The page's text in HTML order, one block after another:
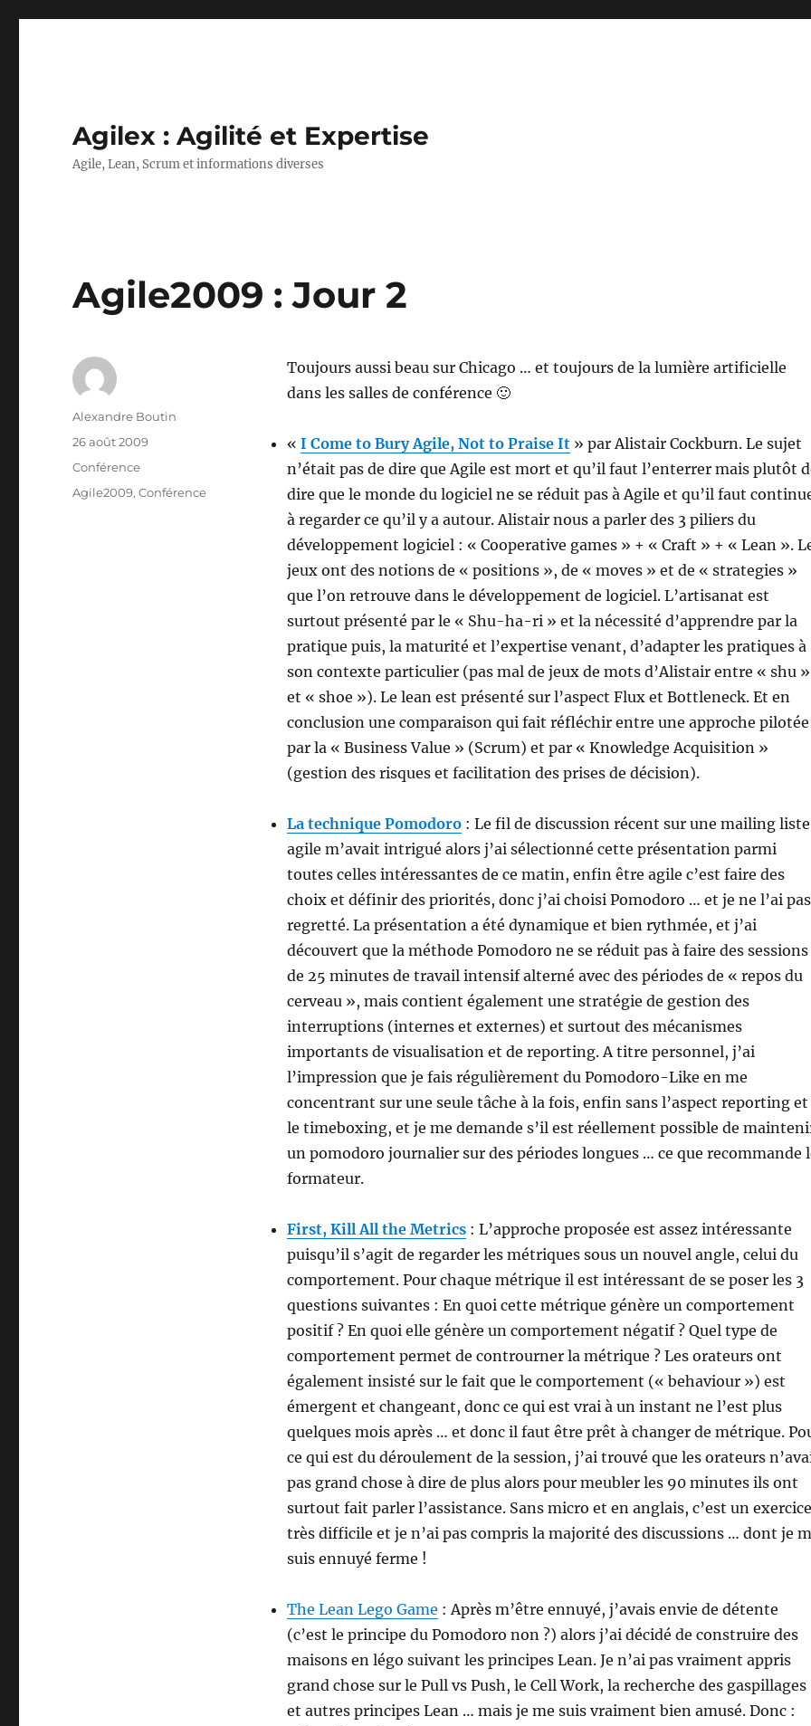
Agilex : Agilité et Expertise
Agile, Lean, Scrum et informations diverses
Agile2009 : Jour 2
Toujours aussi beau sur Chicago … et toujours de la lumière artificielle
dans les salles de conférence 🙂
« I Come to Bury Agile, Not to Praise It» par Alistair Cockburn. Le sujet
n’était pas de dire que Agile est mort et qu’il faut l’enterrer mais plutôt
dire que le monde du logiciel ne se réduit pas à Agile et qu’il faut
à regarder ce qu’il y a autour. Alistair nous a parler des 3 piliers du
développement logiciel : « Cooperative games » + « Craft » + « Lean ».
jeux ont des notions de « positions », de « moves » et de « strategies »
que l’on retrouve dans le développement de logiciel. L’artisanat est
surtout présenté par le « Shu-ha-ri » et la nécessité d’apprendre par la
pratique puis, la maturité et l’expertise venant, d’adapter les pratiques à
son contexte particulier (pas mal de jeux de mots d’Alistair entre « shu »
et « shoe »). Le lean est présenté sur l’aspect Flux et Bottleneck. Et en
conclusion une comparaison qui fait réfléchir entre une approche pilotée
par la « Business Value » (Scrum) et par « Knowledge Acquisition »
(gestion des risques et facilitation des prises de décision).
La technique Pomodoro: Le fil de discussion récent sur une mailing liste
agile m’avait intrigué alors j’ai sélectionné cette présentation parmi
toutes celles intéressantes de ce matin, enfin être agile c’est faire des
choix et définir des priorités, donc j’ai choisi Pomodoro … et je ne l’ai pas
regretté. La présentation a été dynamique et bien rythmée, et j’ai
découvert que la méthode Pomodoro ne se réduit pas à faire des sessions
de 25 minutes de travail intensif alterné avec des périodes de « repos du
cerveau », mais contient également une stratégie de gestion des
interruptions (internes et externes) et surtout des mécanismes
importants de visualisation et de reporting. A titre personnel, j’ai
l’impression que je fais régulièrement du Pomodoro-Like en me
concentrant sur une seule tâche à la fois, enfin sans l’aspect reporting et
le timeboxing, et je me demande s’il est réellement possible de
un pomodoro journalier sur des périodes longues … ce que recommande
formateur.
First, Kill All the Metrics: L’approche proposée est assez intéressante
puisqu’il s’agit de regarder les métriques sous un nouvel angle, celui du
comportement. Pour chaque métrique il est intéressant de se poser les 3
questions suivantes : En quoi cette métrique génère un comportement
positif ? En quoi elle génère un comportement négatif ? Quel type de
comportement permet de controurner la métrique ? Les orateurs ont
également insisté sur le fait que le comportement (« behaviour ») est
émergent et changeant, donc ce qui est vrai à un instant ne l’est plus
quelques mois après … et donc il faut être prêt à changer de métrique.
ce qui est du déroulement de la session, j’ai trouvé que les orateurs
pas grand chose à dire de plus alors pour meubler les 90 minutes ils ont
surtout fait parler l’assistance. Sans micro et en anglais, c’est un exercice
très difficile et je n’ai pas compris la majorité des discussions … dont je
suis ennuyé ferme !
The Lean Lego Game : Après m’être ennuyé, j’avais envie de détente
(c’est le principe du Pomodoro non ?) alors j’ai décidé de construire des
maisons en légo suivant les principes Lean. Je n’ai pas vraiment appris
grand chose sur le Pull vs Push, le Cell Work, la recherche des gaspillages
et autres principes Lean … mais je me suis vraiment bien amusé. Donc :
Auteur
Alexandre Boutin
Publié
26 août 2009
Catégories
Conférence
Étiquettes
Agile2009,Conférence